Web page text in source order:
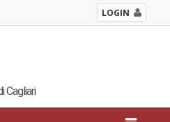
LOGIN
Cagliari